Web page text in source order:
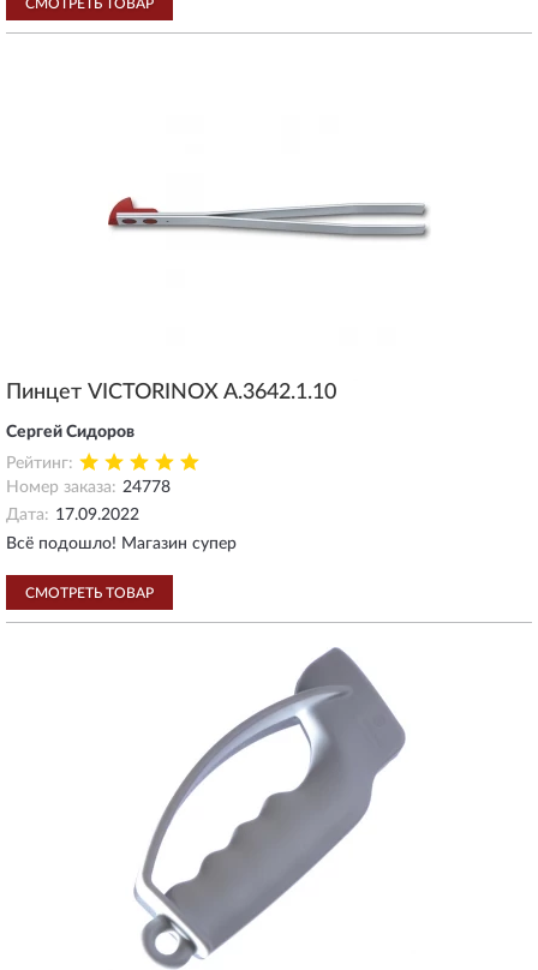
СМОТРЕТЬ ТОВАР
Пинцет VICTORINOX A.3642.1.10
Сергей Сидоров
Рейтинг:
Номер заказа: 24778
Дата: 17.09.2022
Всё подошло! Магазин супер
СМОТРЕТЬ ТОВАР